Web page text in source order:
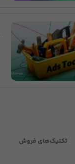
تکنیک‌های فروش